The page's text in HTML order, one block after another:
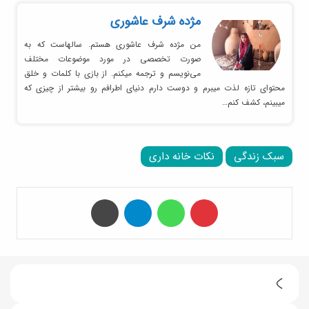
مژده شرف عاشوری
من مژده شرف عاشوری هستم. سالهاست که به
صورت تخصصی در مورد موضوعات مختلف
می‌نویسم و ترجمه میکنم. از بازی با کلمات و خلق
محتوای تازه لذت میبرم و دوست دارم دنیای اطرافم رو بیشتر از چیزی که
میبینم، کشف کنم…
سبک زندگی نکات خانه داری